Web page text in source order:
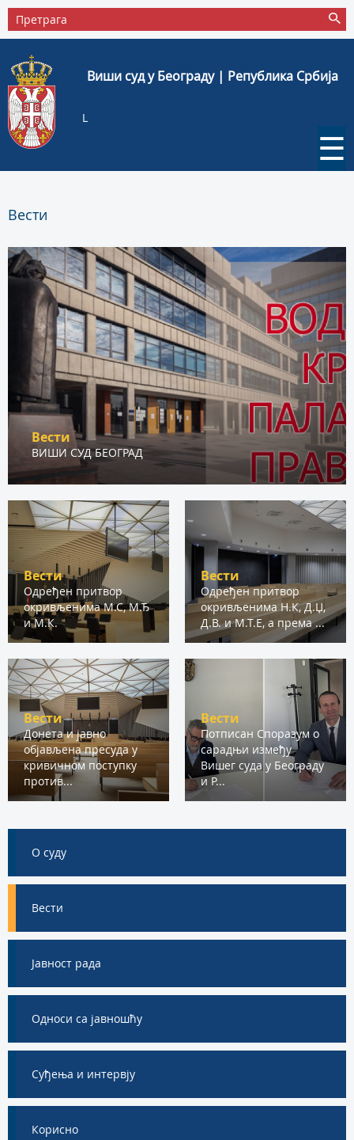
Виши суд у Београду | Република Србија
L
☰
Вести
Вести
ВИШИ СУД БЕОГРАД
Вести
Одређен притвор
окривљенима М.С, М.Ђ
и М.К.
Вести
Одређен притвор
окривљенима Н.К, Д.Џ,
Д.В. и М.Т.Е, а према ...
Вести
Донета и јавно
објављена пресуда у
кривичном поступку
против...
Вести
Потписан Споразум о
сарадњи између
Вишег суда у Београду
и Р...
О суду
Вести
Јавност рада
Односи са јавношћу
Суђења и интервју
Корисно